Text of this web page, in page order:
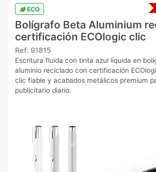
ECO
Bolígrafo Beta Aluminium
certificación ECOlogic clic
Ref: 91815
Escritura fluida con tinta azul líquida en
aluminio reciclado con certificación
clic fiable y acabados metálicos premium
publicitario diario.